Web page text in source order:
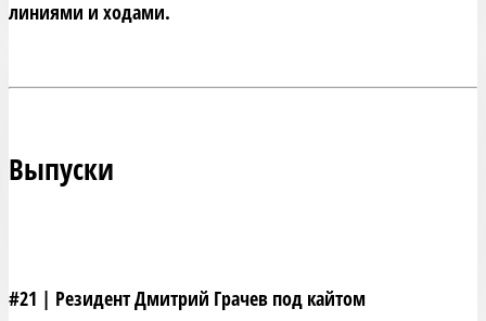
Выпуски
#21 | Резидент Дмитрий Грачев под кайтом